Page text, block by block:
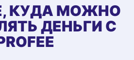
КУДА МОЖНО
ДЕНЬГИ С